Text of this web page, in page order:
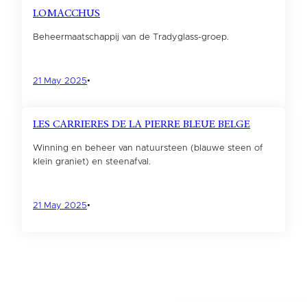
LOMACCHUS
Beheermaatschappij van de Tradyglass-groep.
21 May 2025•
LES CARRIERES DE LA PIERRE BLEUE BELGE
Winning en beheer van natuursteen (blauwe steen of
klein graniet) en steenafval.
21 May 2025•